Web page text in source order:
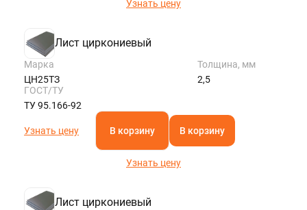
Узнать цену
Лист циркониевый
Марка
ЦН25ТЗ
Толщина, мм
2,5
ГОСТ/ТУ
ТУ 95.166-92
Узнать цену В корзину В корзину
Узнать цену
Лист циркониевый